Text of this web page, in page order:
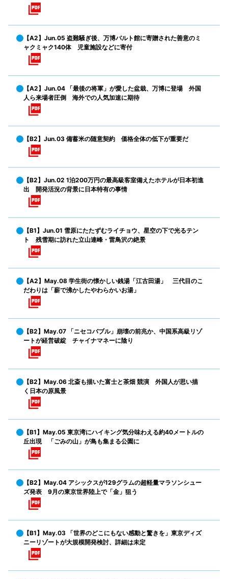
【A2】Jun.05 盗難騒ぎ後、万博バルト館に寄贈された善意のミ
ャクミャク140体 児童施設などに寄付
【A2】Jun.04 「最後の将軍」が愛した盆栽、万博に登場 外国
人ら来場者圧倒 海外での人気加速に期待
【B2】Jun.03 備蓄米の随意契約 価格全体の低下が重要だ
【B2】Jun.02 1泊200万円の最高級客室備えたホテルが日本初進
出 開発活況の背景に日本特有の事情
【B1】Jun.01 雪原にたたずむライチョウ、星空の下で光るテン
ト 残雪期に訪れた立山連峰・雷鳥沢の絶景
【A2】May.08 学生街の懐かしい銭湯「江古田湯」 三代目のこ
だわりは「薪で沸かしたやわらかいお湯」
【B2】May.07 「ニセコバブル」崩壊の前兆か、中国系高級リゾ
ートが経営破綻 チャイナマネーに陰り
【B2】May.06 北斎も描いた富士と茶畑 競演 外国人が思い描
く日本の原風景
【B1】May.05 東京湾にハイキング気分味わえる約40メートルの
丘出現 「ごみの山」が鳥も集まる公園に
【B2】May.04 アシックスが129グラムの超軽量マラソンシュー
ズ発表 9月の東京世界陸上で「金」狙う
【B1】May.03 「世界のどこにもない感動と驚きを」東京ディズ
ニーリゾートが大規模開発検討、詳細は未定